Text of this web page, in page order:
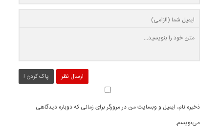
ارسال نظر پاک کردن !
ذخیره نام، ایمیل و وبسایت من در مرورگر برای زمانی که دوباره دیدگاهی
می‌نویسم.